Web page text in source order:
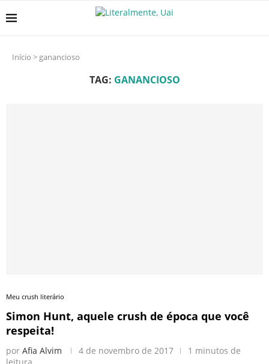
Início > ganancioso
TAG: GANANCIOSO
Meu crush literário
Simon Hunt, aquele crush de época que você
respeita!
por Afia Alvim 4 de novembro de 2017
1 minutos de